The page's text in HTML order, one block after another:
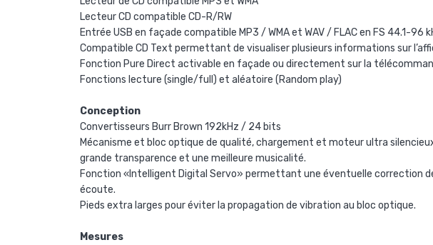
Lecteur CD compatible CD-R/RW
Entrée USB en façade compatible MP3 / WMA et WAV / FLAC en FS 44.1-96
Compatible CD Text permettant de visualiser plusieurs informations sur
Fonction Pure Direct activable en façade ou directement sur la
Fonctions lecture (single/full) et aléatoire (Random play)
Conception
Convertisseurs Burr Brown 192kHz / 24 bits
Mécanisme et bloc optique de qualité, chargement et moteur ultra
grande transparence et une meilleure musicalité.
Fonction «Intelligent Digital Servo» permettant une éventuelle correction
écoute.
Pieds extra larges pour éviter la propagation de vibration au bloc optique.
Mesures